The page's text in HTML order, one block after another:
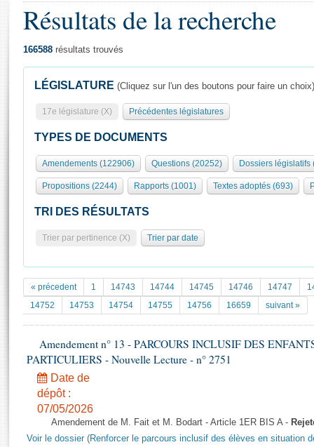
Présidence
577 députés
Groupes politiques
Séance publique
Commissions et autres organes
Europe et International
Pétitions
Documents parlementaires
Projets de loi
Propositions de loi
Amendements
Textes adoptés
Rapports d'information
Rapports d'enquête
Général
Rôle et pouvoirs de l'Assemblée
Organisation de l'Assemblée
Présidence Conférence des Présidents Bureau Collège des
Statistiques et chiffres clés
Documents de référence
( Constitution | Règlement de l'Assemblée ... )
Histoire
Juniors
Anciennes législatures
Liens vers les sites publics
Visiter l'Assemblée
Visite virtuelle du palais Bourbon
Assister à une séance
La Bibliothèque
Les archives
Photos libres de droit
Résultats de la recherche
166588 résultats trouvés
LÉGISLATURE (Cliquez sur l'un des boutons pour faire un choix)
17e législature (X) Précédentes législatures
TYPES DE DOCUMENTS
Amendements (122906) Questions (20252) Dossiers législatifs
Propositions (2244) Rapports (1001) Textes adoptés (693)
TRI DES RÉSULTATS
Trier par pertinence (X) Trier par date
« précedent 1 14743 14744 14745 14746 14747
14752
14753 14754 14755 14756 16659 suivant »
Amendement n° 13 - PARCOURS INCLUSIF DES
PARTICULIERS - Nouvelle Lecture - n° 2751
Date de
dépôt :
07/05/2026
Amendement de M. Fait et M. Bodart - Article 1ER BIS A -
Voir le dossier (Renforcer le parcours inclusif des élèves en situation